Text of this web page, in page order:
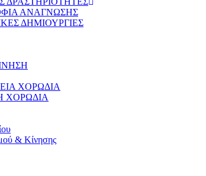
ΑΝΑΓΝΩΣΗΣ
ΔΗΜΙΟΥΡΓΙΕΣ
ΧΟΡΩΔΙΑ
ΧΟΡΩΔΙΑ
& Κίνησης